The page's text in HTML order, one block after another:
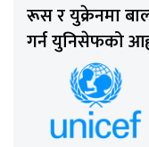
रूस र युक्रेनमा
गर्न युनिसेफको